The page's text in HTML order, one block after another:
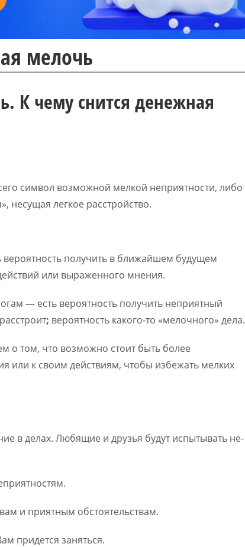
мелочь
К чему снится денежная
символ возможной мелкой неприятности, либо
несущая легкое расстройство.
получить в ближайшем будущем
или выраженного мнения.
— есть вероятность получить неприятный
; вероятность какого-то «мелочного» дела.
о том, что возможно стоит быть более
или к своим действиям, чтобы избежать мелких
в де­лах. Лю­бящие и друзья бу­дут ис­пы­тывать не­
и при­ят­ным об­сто­ятель­ствам.
при­дет­ся за­нять­ся.